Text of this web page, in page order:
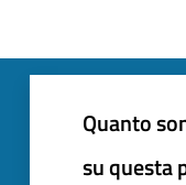
Quanto
su questa